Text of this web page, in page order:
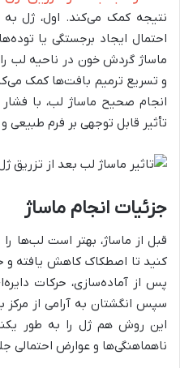
نتیجه کمک می‌کند. اول، ژل
احتمال ایجاد برجستگی یا
ماساژ گردش خون در ناحیه لب
و تسریع ترمیم بافت‌ها کمک
انجام صحیح ماساژ لب، با
تأثیر قابل توجهی بر فرم طبیعی
جزئیات انجام ماساژ
قبل از ماساژ، بهتر است لب‌ها را
کنید تا اصطکاک کاهش یافته و
پس از آماده‌سازی، حرکات
سپس انگشتان به آرامی از
این روش هم ژل را به طور
ناهماهنگی‌ها و عوارض احتمالی